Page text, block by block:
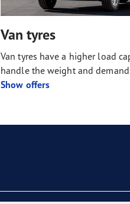
Van tyres
Van tyres have a higher load
handle the weight and
Show offers